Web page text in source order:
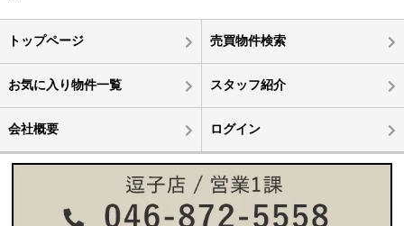
トップページ 売買物件検索
お気に入り物件一覧 スタッフ紹介
会社概要 ログイン